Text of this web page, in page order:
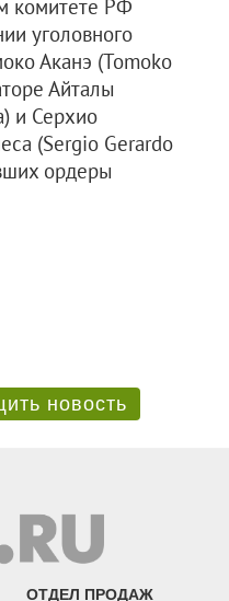
комитете РФ
уголовного
Аканэ (Tomoko
Айталы
и Серхио
(Sergio Gerardo
ордеры
новость
ОТДЕЛ ПРОДАЖ